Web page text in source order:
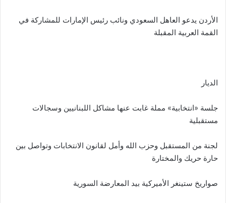
الأردن يدعو العاهل السعودي ونائب رئيس الإمارات للمشاركة في
القمة العربية المقبلة
الديار
جلسة «انتخابية» مملة غابت عنها مشاكل اللبنانيين وسجالات
مستقبلية
لجنة من المستقبل وحزب الله وأمل لقانون الانتخابات وتواصل بين
حارة حريك والمختارة
صواريخ ستينغر الأميركية بيد المعارضة السورية